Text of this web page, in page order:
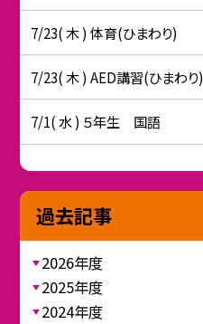
7/23( 木 ) 体育(ひまわり)
7/23( 木 ) AED講習(ひまわり)
7/1( 水 ) ５年生 国語
過去記事
2026年度
2025年度
2024年度